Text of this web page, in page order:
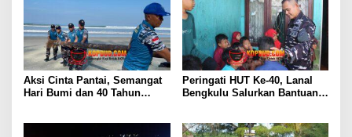
Aksi Cinta Pantai, Semangat
Hari Bumi dan 40 Tahun
Peringati HUT Ke-40, Lanal
Bengkulu Salurkan Bantuan